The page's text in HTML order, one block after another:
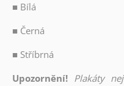
■ Bílá
■ Černá
■ Stříbrná
Upozornění! Plakáty